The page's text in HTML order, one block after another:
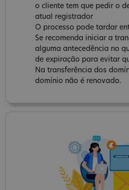
o cliente tem que pedir o
atual registrador
O processo pode tardar
Se recomenda iniciar a
alguma antecedência no
de expiração para evitar
Na transferência dos
domínio não é renovado.